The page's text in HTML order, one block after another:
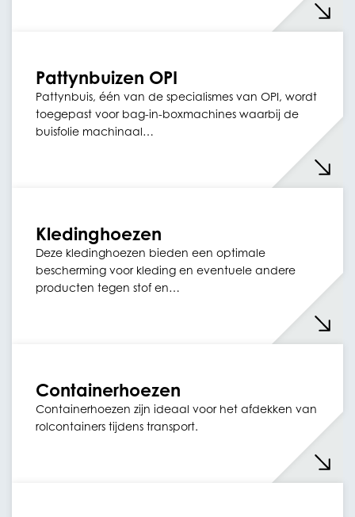
Pattynbuizen OPI
Pattynbuis, één van de specialismes van OPI, wordt
toegepast voor bag-in-boxmachines waarbij de
buisfolie machinaal…
Kledinghoezen
Deze kledinghoezen bieden een optimale
bescherming voor kleding en eventuele andere
producten tegen stof en…
Containerhoezen
Containerhoezen zijn ideaal voor het afdekken van
rolcontainers tijdens transport.